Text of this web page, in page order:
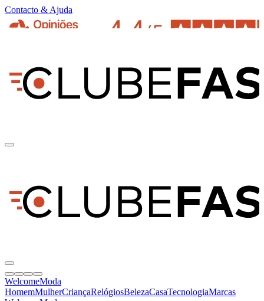
Contacto & Ajuda
WelcomeModa
HomemMulherCriançaRelógiosBelezaCasaTecnologiaMarcas